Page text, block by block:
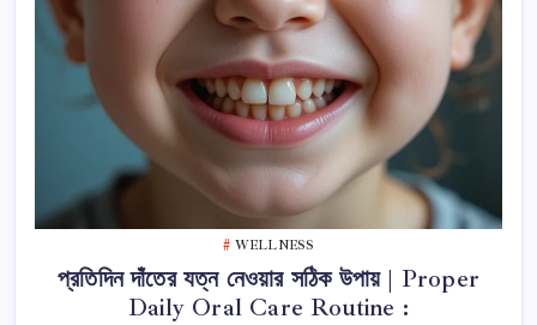
WELLNESS
প্রতিদিন দাঁতের যত্ন নেওয়ার সঠিক উপায় | Proper
Daily Oral Care Routine :